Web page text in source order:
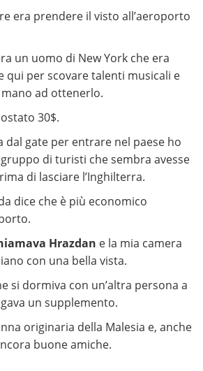
era prendere il visto all’aeroporto
un uomo di New York che era
qui per scovare talenti musicali e
ad ottenerlo.
30$.
dal gate per entrare nel paese ho
di turisti che sembra avesse
di lasciare l’Inghilterra.
dice che è più economico
Hrazdan e la mia camera
con una bella vista.
si dormiva con un’altra persona a
un supplemento.
originaria della Malesia e, anche
buone amiche.